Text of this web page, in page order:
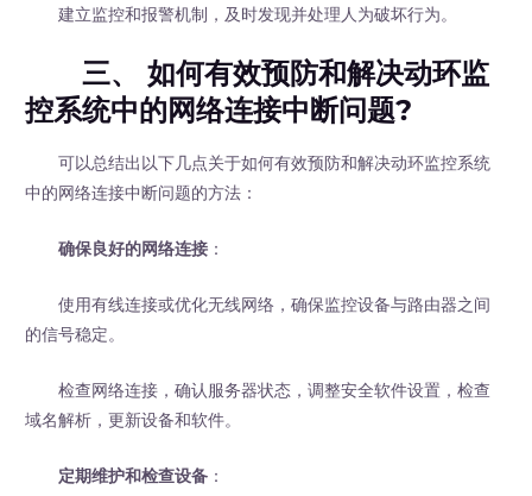
建立监控和报警机制，及时发现并处理人为破坏行为。
三、 如何有效预防和解决动环监
控系统中的网络连接中断问题?
可以总结出以下几点关于如何有效预防和解决动环监控系统
中的网络连接中断问题的方法：
确保良好的网络连接 ：
使用有线连接或优化无线网络，确保监控设备与路由器之间
的信号稳定。
检查网络连接，确认服务器状态，调整安全软件设置，检查
域名解析，更新设备和软件。
定期维护和检查设备 ：